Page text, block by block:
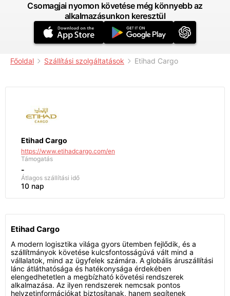
Csomagjai nyomon követése még könnyebb az
alkalmazásunkon keresztül
Főoldal Szállítási szolgáltatások Etihad Cargo
Etihad Cargo
https://www.etihadcargo.com/en
Támogatás
-
Átlagos szállítási idő
10 nap
Etihad Cargo
A modern logisztika világa gyors ütemben fejlődik, és a
szállítmányok követése kulcsfontosságúvá vált mind a
vállalatok, mind az ügyfelek számára. A globális áruszállítási
lánc átláthatósága és hatékonysága érdekében
elengedhetetlen a megbízható követési rendszerek
alkalmazása. Az ilyen rendszerek nemcsak pontos
helyzetinformációkat biztosítanak, hanem segítenek